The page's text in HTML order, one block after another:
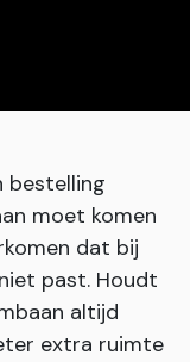
bestelling
moet komen
dat bij
past. Houdt
altijd
extra ruimte